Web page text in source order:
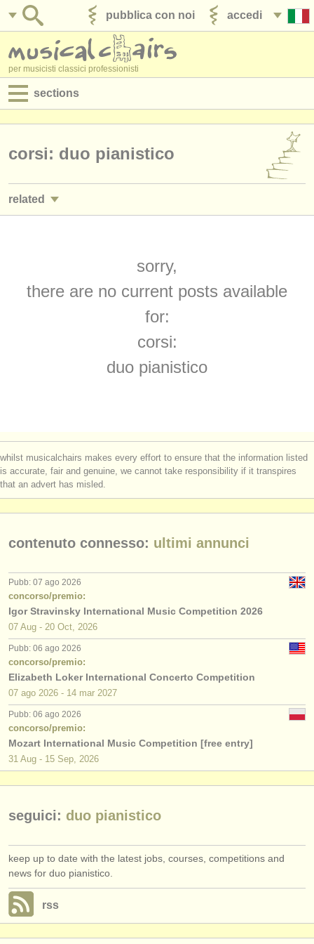
accedi
pubblica con noi
per musicisti classici professionisti
sections
jobs - amministrazione
concorsi/ premi
strumenti rubati
conservatori
orchestre giovanili
contattaci
rss feeds
notizie di musica classica
editori:
pubblica con noi
find out about our
ATS
accedi
corsi: duo pianistico
related
jobs - insegnamento: pianoforte
corsi/masterclass piano (16)
corsi: piano accompaniment (3)
concorsi/premi: duo pianistico
piano smarrito (5)
strumenti rubati: tastiera (21)
sorry,
there are no current posts available
for:
corsi:
duo pianistico
whilst musicalchairs makes every effort to ensure that the information listed
is accurate, fair and genuine, we cannot take responsibility if it transpires
that an advert has misled.
contenuto connesso: ultimi annunci
Pubb: 07 ago 2026
concorso/premio:
Igor Stravinsky International Music Competition 2026
07 Aug - 20 Oct, 2026
Pubb: 06 ago 2026
concorso/premio:
Elizabeth Loker International Concerto Competition
07 ago 2026 - 14 mar 2027
Pubb: 06 ago 2026
concorso/premio:
Mozart International Music Competition [free entry]
31 Aug - 15 Sep, 2026
seguici: duo pianistico
keep up to date with the latest jobs, courses, competitions and
news for duo pianistico.
rss